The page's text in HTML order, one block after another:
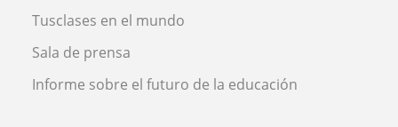
Tusclases en el mundo
Sala de prensa
Informe sobre el futuro de la educación